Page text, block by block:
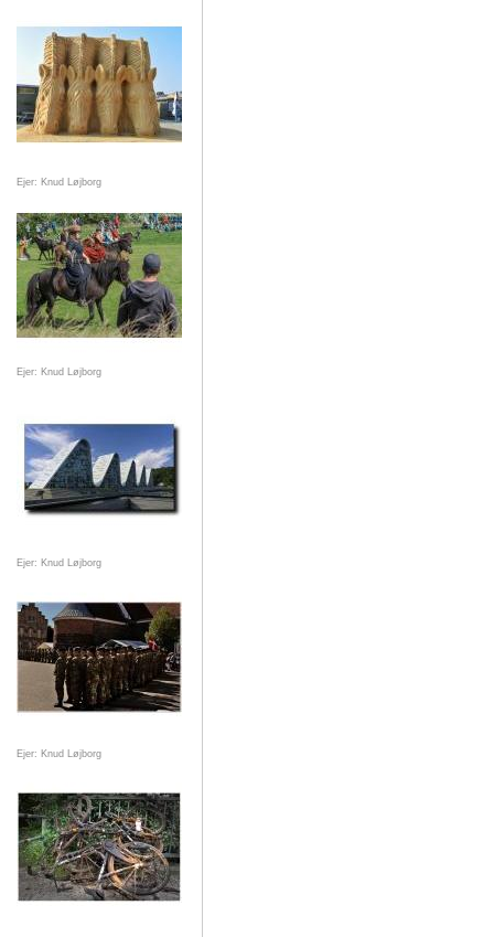
Ejer: Knud Løjborg
Ejer: Knud Løjborg
Ejer: Knud Løjborg
Ejer: Knud Løjborg